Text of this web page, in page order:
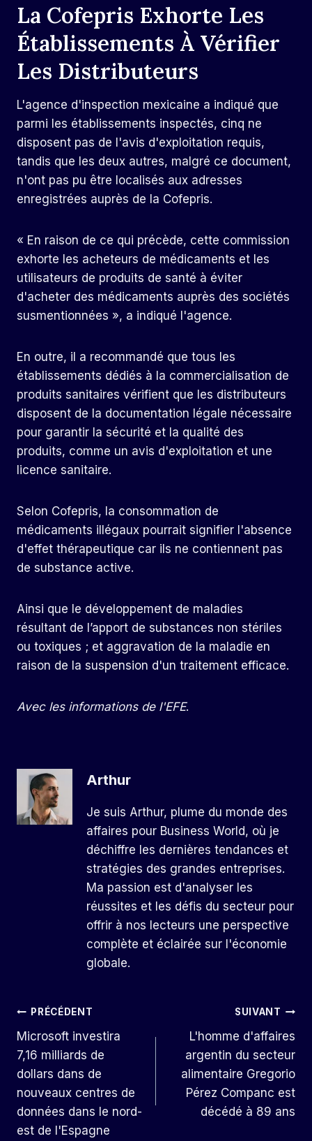
La Cofepris Exhorte Les
Établissements À Vérifier
Les Distributeurs
L'agence d'inspection mexicaine a indiqué que
parmi les établissements inspectés, cinq ne
disposent pas de l'avis d'exploitation requis,
tandis que les deux autres, malgré ce document,
n'ont pas pu être localisés aux adresses
enregistrées auprès de la Cofepris.
« En raison de ce qui précède, cette commission
exhorte les acheteurs de médicaments et les
utilisateurs de produits de santé à éviter
d'acheter des médicaments auprès des sociétés
susmentionnées », a indiqué l'agence.
En outre, il a recommandé que tous les
établissements dédiés à la commercialisation de
produits sanitaires vérifient que les distributeurs
disposent de la documentation légale nécessaire
pour garantir la sécurité et la qualité des
produits, comme un avis d'exploitation et une
licence sanitaire.
Selon Cofepris, la consommation de
médicaments illégaux pourrait signifier l'absence
d'effet thérapeutique car ils ne contiennent pas
de substance active.
Ainsi que le développement de maladies
résultant de l’apport de substances non stériles
ou toxiques ; et aggravation de la maladie en
raison de la suspension d'un traitement efficace.
Avec les informations de l'EFE.
Arthur
Je suis Arthur, plume du monde des
affaires pour Business World, où je
déchiffre les dernières tendances et
stratégies des grandes entreprises.
Ma passion est d'analyser les
réussites et les défis du secteur pour
offrir à nos lecteurs une perspective
complète et éclairée sur l'économie
globale.
Navigation
De
L’article
PRÉCÉDENT
Microsoft investira
7,16 milliards de
dollars dans de
nouveaux centres de
données dans le nord-
est de l'Espagne
SUIVANT
L'homme d'affaires
argentin du secteur
alimentaire Gregorio
Pérez Companc est
décédé à 89 ans